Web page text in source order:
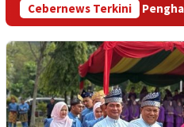
Cebernews Terkini
Terbaik II